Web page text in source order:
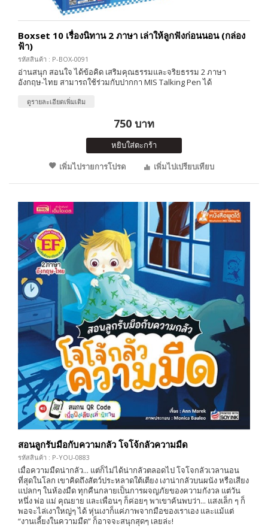
Boxset 10 เรื่องนิทาน 2 ภาษา เล่าให้ลูกฟังก่อนนอน (กล่อง
ฟ้า)
รหัสสินค้า : P-BOX-0091
อ่านสนุก สอนใจ ได้ข้อคิด เสริมคุณธรรมและจริยธรรม 2 ภาษา
อังกฤษ-ไทย สามารถใช้ร่วมกับปากกา MIS Talking Pen ได้
ดูรายละเอียดเพิ่มเติม
750 บาท
หยิบใส่ตะกร้า
เพิ่มไปรายการโปรด
เพิ่มไปเปรียบเทียบ
สอนลูกรับมือกับความกลัว โจโจ้กลัวความมืด
รหัสสินค้า : P-YOU-0883
เมื่อความมืดน่ากลัว... แต่ก็ไม่ได้น่ากลัวตลอดไป โจโจกลัวเวลานอน
ที่สุดในโลก เขาคิดถึงสัตว์ประหลาดใต้เตียง เงาน่ากลัวบนผนัง หรือเสียง
แปลกๆ ในห้องมืด ทุกคืนกลายเป็นการผจญภัยของความกังวล แต่วัน
หนึ่ง พ่อ แม่ คุณยาย และเพื่อนๆ ก็ค่อยๆ พาเขาค้นพบว่า... แสงเล็ก ๆ ก็
พอจะไล่เงาใหญ่ๆ ได้ หุ่นเงาก็แค่ภาพจากมือของเราเอง และแม้แต่
“งานเลี้ยงในความมืด” ก็อาจจะสนุกสุดๆ เลยล่ะ!